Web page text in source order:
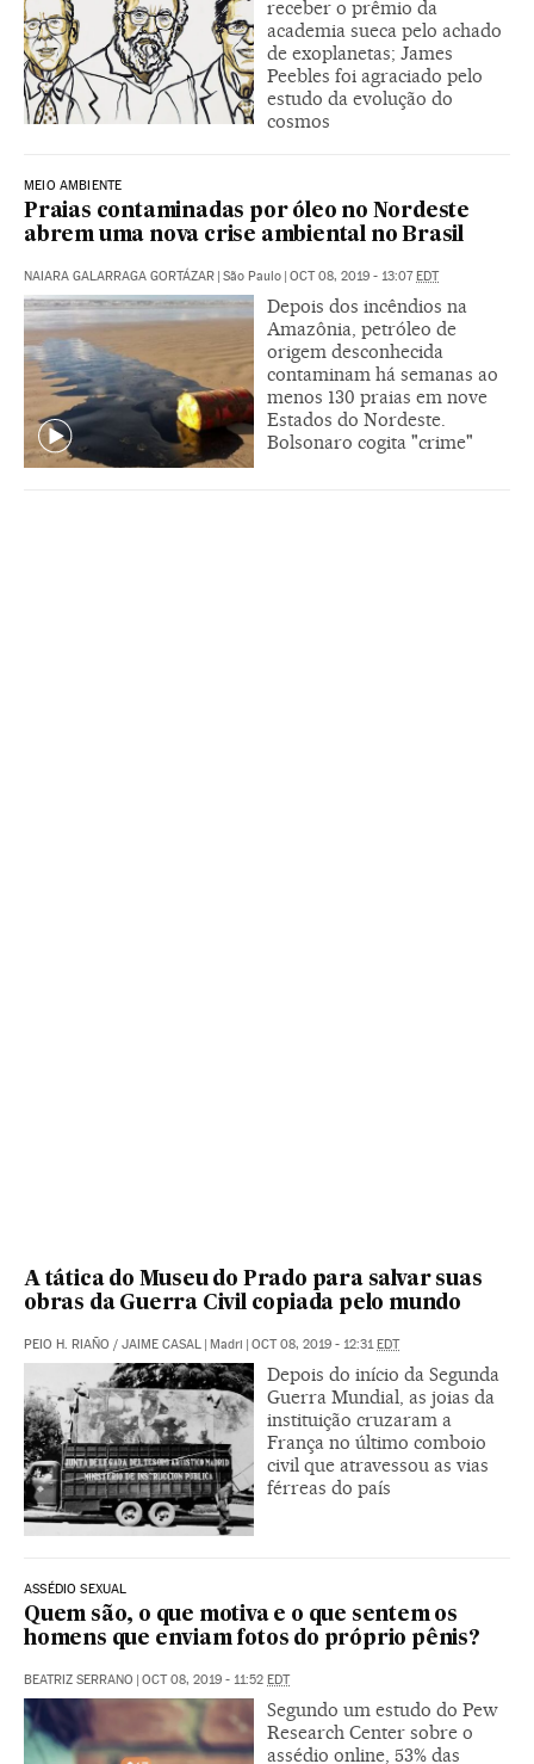
receber o prêmio da
academia sueca pelo achado
de exoplanetas; James
Peebles foi agraciado pelo
estudo da evolução do
cosmos
MEIO AMBIENTE
Praias contaminadas por óleo no Nordeste
abrem uma nova crise ambiental no Brasil
NAIARA GALARRAGA GORTÁZAR | São Paulo | OCT 08, 2019 - 13:07EDT
Depois dos incêndios na
Amazônia, petróleo de
origem desconhecida
contaminam há semanas ao
menos 130 praias em nove
Estados do Nordeste.
Bolsonaro cogita "crime"
A tática do Museu do Prado para salvar suas
obras da Guerra Civil copiada pelo mundo
PEIO H. RIAÑO / JAIME CASAL | Madri | OCT 08, 2019 - 12:31EDT
Depois do início da Segunda
Guerra Mundial, as joias da
instituição cruzaram a
França no último comboio
civil que atravessou as vias
férreas do país
ASSÉDIO SEXUAL
Quem são, o que motiva e o que sentem os
homens que enviam fotos do próprio pênis?
BEATRIZ SERRANO | OCT 08, 2019 - 11:52 EDT
Segundo um estudo do Pew
Research Center sobre o
assédio online, 53% das